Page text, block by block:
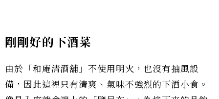
剛剛好的下酒菜
由於「和庵清酒舖」不使用明火，也沒有抽風設
備，因此這裡只有清爽、氣味不強烈的下酒小食。